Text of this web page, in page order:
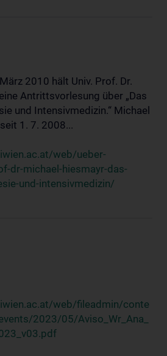
2010 hält Univ. Prof. Dr.
Antrittsvorlesung über „Das
und Intensivmedizin.“ Michael
1. 7. 2008...
web/ueber-
dr-michael-hiesmayr-das-
und-intensivmedizin/
web/fileadmin/conte
2023/05/Aviso_Wr_Ana_